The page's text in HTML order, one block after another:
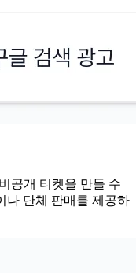
공개 티켓을 만들 수
나 단체 판매를 제공하